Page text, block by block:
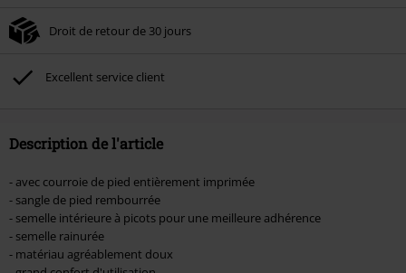
Non cumulable avec dautres promotions. Non valable sur : les livres, les
Broilers, Die Ärzte, Die Toten Hosen, Metality, les bons d'achat et les articles
incluant un don.
Droit de retour de 30 jours
Excellent service client
Description de l'article
- avec courroie de pied entièrement imprimée
- sangle de pied rembourrée
- semelle intérieure à picots pour une meilleure adhérence
- semelle rainurée
- matériau agréablement doux